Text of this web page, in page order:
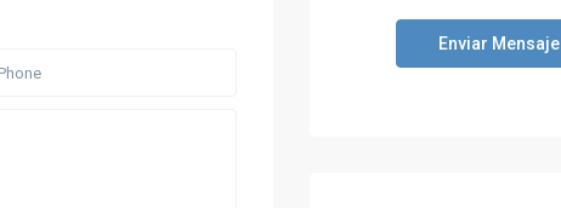
Enviar Mensaje